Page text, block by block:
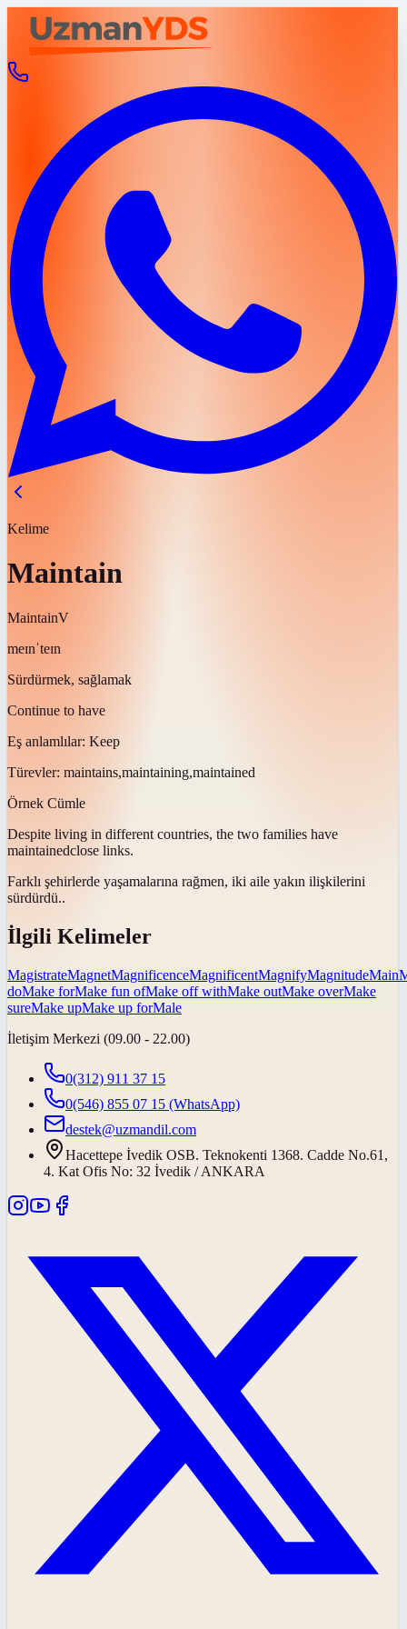
Kelime
Maintain
MaintainV
meɪnˈteɪn
Sürdürmek, sağlamak
Continue to have
Eş anlamlılar: Keep
Türevler: maintains,maintaining,maintained
Örnek Cümle
Despite living in different countries, the two families have
maintainedclose links.
Farklı şehirlerde yaşamalarına rağmen, iki aile yakın ilişkilerini
sürdürdü..
İlgili Kelimeler
MagistrateMagnetMagnificenceMagnificentMagnifyMagnitudeMain
doMake forMake fun ofMake off withMake outMake overMake
sureMake upMake up forMale
İletişim Merkezi (09.00 - 22.00)
0(312) 911 37 15
0(546) 855 07 15 (WhatsApp)
destek@uzmandil.com
Hacettepe İvedik OSB. Teknokenti 1368. Cadde No.61,
4. Kat Ofis No: 32 İvedik / ANKARA